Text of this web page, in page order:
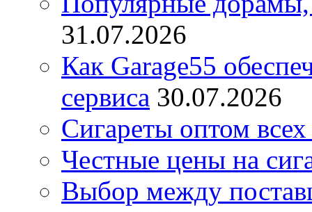
31.07.2026
Как Garage55
сервиса 30.07.2026
Сигареты оптом
Честные цены на
Выбор между